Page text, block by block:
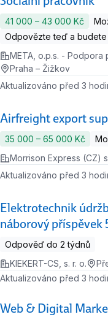
41 000 ‍–‍ 43 000 Kč
Odpovězte teď a budete
META, o.p.s. -
Praha – Žižkov
Airfreight export
Aktualizováno před 3
35 000 ‍–‍ 65 000 Kč
Morrison Express (CZ)
Elektrotechnik
náborový
Aktualizováno před 3
Odpověď do 2 týdnů
KIEKERT-CS, s. r. o.
Web & Digital
Aktualizováno před 3